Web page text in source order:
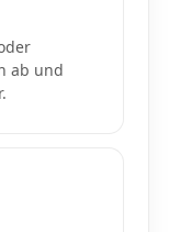
ab und